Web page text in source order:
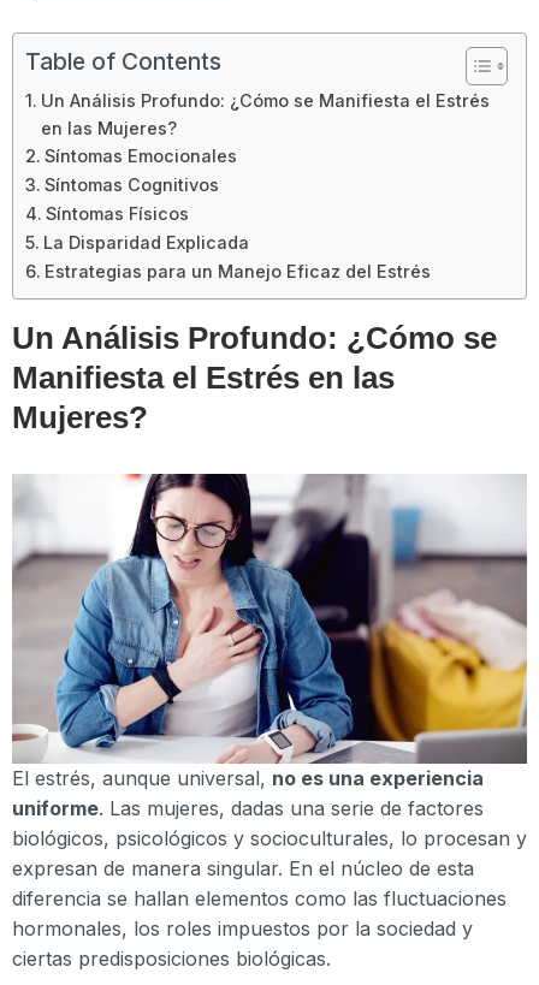
Table of Contents
Un Análisis Profundo: ¿Cómo se Manifiesta el Estrés
en las Mujeres?
Síntomas Emocionales
Síntomas Cognitivos
Síntomas Físicos
La Disparidad Explicada
Estrategias para un Manejo Eficaz del Estrés
Un Análisis Profundo: ¿Cómo se
Manifiesta el Estrés en las
Mujeres?
El estrés, aunque universal, no es una experiencia
uniforme. Las mujeres, dadas una serie de factores
biológicos, psicológicos y socioculturales, lo procesan y
expresan de manera singular. En el núcleo de esta
diferencia se hallan elementos como las fluctuaciones
hormonales, los roles impuestos por la sociedad y
ciertas predisposiciones biológicas.